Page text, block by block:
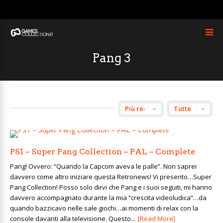
Pang 3
PS1 – Super Pang Collection – PAL – Complete
Pang! Ovvero: “Quando la Capcom aveva le palle”. Non saprei
davvero come altro iniziare questa Retronews! Vi presento…Super
Pang Collection! Posso solo dirvi che Pang e i suoi seguiti, mi hanno
davvero accompagnato durante la mia “crescita videoludica”…da
quando bazzicavo nelle sale giochi…ai momenti di relax con la
console davanti alla televisione. Questo... [Read More]